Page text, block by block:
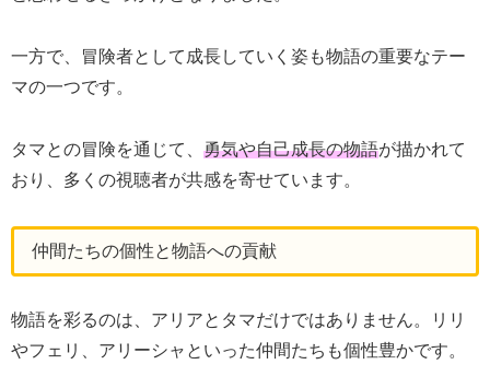
一方で、冒険者として成長していく姿も物語の重要なテー
マの一つです。
タマとの冒険を通じて、 勇気や自己成長の物語が描かれて
おり、多くの視聴者が共感を寄せています。
仲間たちの個性と物語への貢献
物語を彩るのは、アリアとタマだけではありません。リリ
やフェリ、アリーシャといった仲間たちも個性豊かです。